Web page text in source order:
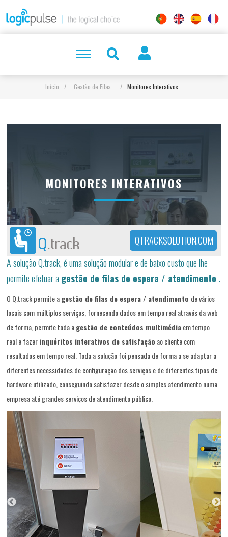
Início / Gestão de Filas / Monitores Interativos
MONITORES INTERATIVOS
QTRACKSOLUTION.COM
A solução Q.track, é uma solução modular e de baixo custo que lhe
permite efetuar a gestão de filas de espera / atendimento.
O Q.track permite agestão de filas de espera / atendimento de vários
locais com múltiplos serviços, fornecendo dados em tempo real através da web
de forma, permite toda agestão de conteúdos multimédiaem tempo
real e fazerinquéritos interativos de satisfação ao cliente com
resultados em tempo real. Toda a solução foi pensada de forma a se adaptar a
diferentes necessidades de configuração dos serviços e de diferentes tipos de
hardware utilizado, conseguindo satisfazer desde o simples atendimento numa
empresa até grandes serviços de atendimento público.